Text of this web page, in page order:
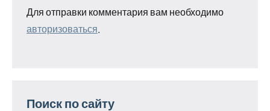
Для отправки комментария вам необходимо
авторизоваться
Поиск по сайту